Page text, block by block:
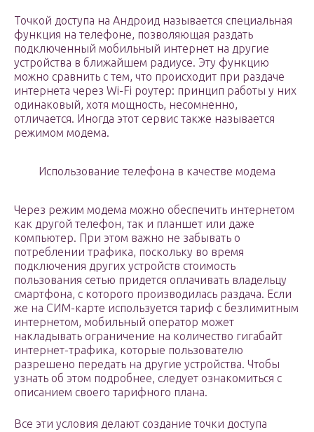
Точкой доступа на Андроид называется специальная
функция на телефоне, позволяющая раздать
подключенный мобильный интернет на другие
устройства в ближайшем радиусе. Эту функцию
можно сравнить с тем, что происходит при раздаче
интернета через Wi-Fi роутер: принцип работы у них
одинаковый, хотя мощность, несомненно,
отличается. Иногда этот сервис также называется
режимом модема.
Использование телефона в качестве модема
Через режим модема можно обеспечить интернетом
как другой телефон, так и планшет или даже
компьютер. При этом важно не забывать о
потреблении трафика, поскольку во время
подключения других устройств стоимость
пользования сетью придется оплачивать владельцу
смартфона, с которого производилась раздача. Если
же на СИМ-карте используется тариф с безлимитным
интернетом, мобильный оператор может
накладывать ограничение на количество гигабайт
интернет-трафика, которые пользователю
разрешено передать на другие устройства. Чтобы
узнать об этом подробнее, следует ознакомиться с
описанием своего тарифного плана.
Все эти условия делают создание точки доступа